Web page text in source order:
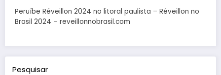
Peruíbe Réveillon 2024 no litoral paulista – Réveillon no
Brasil 2024 – reveillonnobrasil.com
Pesquisar